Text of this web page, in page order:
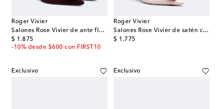
Roger Vivier
Salones Rose Vivier de ante florales
$ 1.875
original price
-10% desde $600 con FIRST10
Roger Vivier
Salones Rose Vivier de satén con aplique floral
$ 1.775
original price
Exclusivo Exclusivo